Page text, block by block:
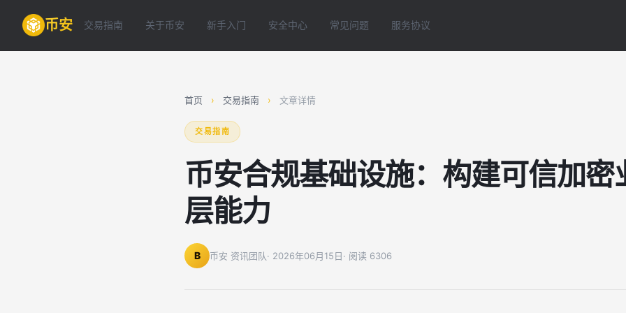
币安 交易指南 关于币安 新手入门 安全中心 常见问题 服务协议
首页 › 交易指南 › 文章详情
交易指南
币安合规基础设施：构建可信加密
层能力
B 币安 资讯团队· 2026年06月15日· 阅读 6306